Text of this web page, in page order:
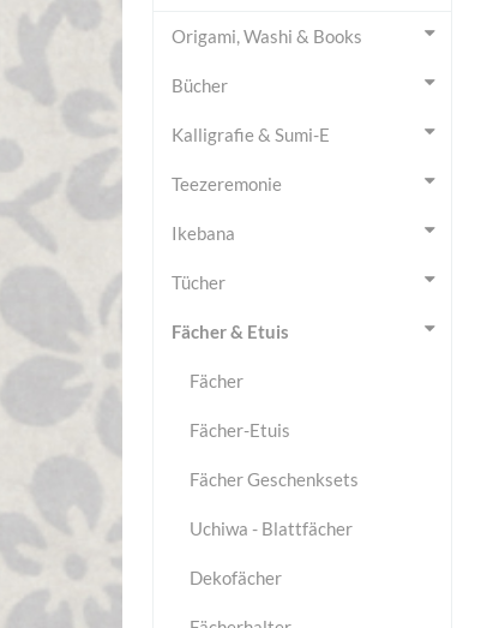
Origami, Washi & Books
Bücher
Kalligrafie & Sumi-E
Teezeremonie
Ikebana
Tücher
Fächer & Etuis
Fächer
Fächer-Etuis
Fächer Geschenksets
Uchiwa - Blattfächer
Dekofächer